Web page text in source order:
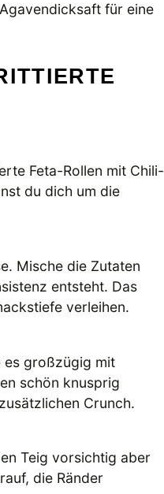
für eine
Feta-Rollen mit Chili-
du dich um die
Mische die Zutaten
entsteht. Das
verleihen.
es großzügig mit
schön knusprig
Crunch.
Teig vorsichtig aber
die Ränder